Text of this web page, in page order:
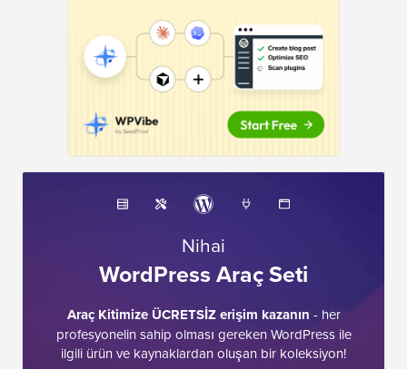
Nihai
WordPress Araç Seti
Araç Kitimize ÜCRETSİZ erişim kazanın - her
profesyonelin sahip olması gereken WordPress ile
ilgili ürün ve kaynaklardan oluşan bir koleksiyon!